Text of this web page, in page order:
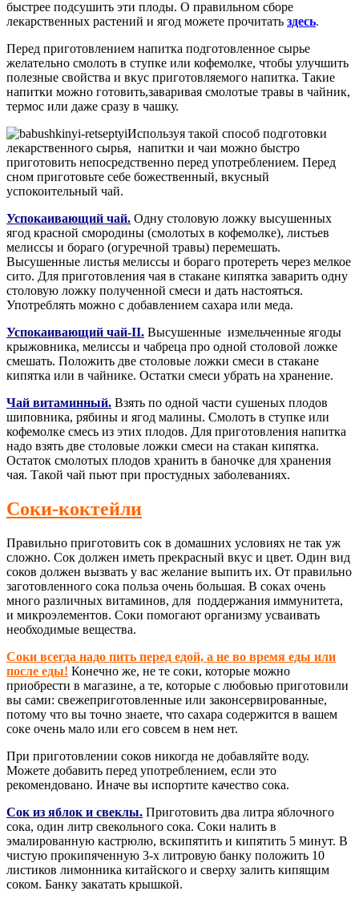
быстрее подсушить эти плоды. О правильном сборе
лекарственных растений и ягод можете прочитать здесь.
Перед приготовлением напитка подготовленное сырье
желательно смолоть в ступке или кофемолке, чтобы улучшить
полезные свойства и вкус приготовляемого напитка. Такие
напитки можно готовить,заваривая смолотые травы в чайник,
термос или даже сразу в чашку.
Используя такой способ подготовки
лекарственного сырья, напитки и чаи можно быстро
приготовить непосредственно перед употреблением. Перед
сном приготовьте себе божественный, вкусный
успокоительный чай.
Успокаивающий чай. Одну столовую ложку высушенных
ягод красной смородины (смолотых в кофемолке), листьев
мелиссы и бораго (огуречной травы) перемешать.
Высушенные листья мелиссы и бораго протереть через мелкое
сито. Для приготовления чая в стакане кипятка заварить одну
столовую ложку полученной смеси и дать настояться.
Употреблять можно с добавлением сахара или меда.
Успокаивающий чай-II. Высушенные измельченные ягоды
крыжовника, мелиссы и чабреца про одной столовой ложке
смешать. Положить две столовые ложки смеси в стакане
кипятка или в чайнике. Остатки смеси убрать на хранение.
Чай витаминный. Взять по одной части сушеных плодов
шиповника, рябины и ягод малины. Смолоть в ступке или
кофемолке смесь из этих плодов. Для приготовления напитка
надо взять две столовые ложки смеси на стакан кипятка.
Остаток смолотых плодов хранить в баночке для хранения
чая. Такой чай пьют при простудных заболеваниях.
Соки-коктейли
Правильно приготовить сок в домашних условиях не так уж
сложно. Сок должен иметь прекрасный вкус и цвет. Один вид
соков должен вызвать у вас желание выпить их. От правильно
заготовленного сока польза очень большая. В соках очень
много различных витаминов, для поддержания иммунитета,
и микроэлементов. Соки помогают организму усваивать
необходимые вещества.
Соки всегда надо пить перед едой, а не во время еды или
после еды! Конечно же, не те соки, которые можно
приобрести в магазине, а те, которые с любовью приготовили
вы сами: свежеприготовленные или законсервированные,
потому что вы точно знаете, что сахара содержится в вашем
соке очень мало или его совсем в нем нет.
При приготовлении соков никогда не добавляйте воду.
Можете добавить перед употреблением, если это
рекомендовано. Иначе вы испортите качество сока.
Сок из яблок и свеклы. Приготовить два литра яблочного
сока, один литр свекольного сока. Соки налить в
эмалированную кастрюлю, вскипятить и кипятить 5 минут. В
чистую прокипяченную 3-х литровую банку положить 10
листиков лимонника китайского и сверху залить кипящим
соком. Банку закатать крышкой.